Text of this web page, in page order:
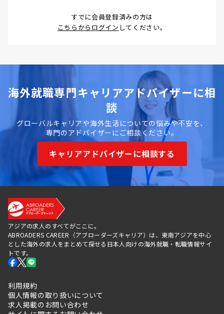
系）
日系企業の
高い
非常に
高い
低めだがIT
系で増加傾
生活コスト
現地基準）
3都市
度
3都市で
め
3都市で最も
英語環境
業務上
中程度
キャリアの
広がり
製造・
技術職
に強み
最も多
様
野・スペシ
ャリスト向
求人ボリュームと業種の幅広さで選ぶならホーチミ
ン、製造業・技術系のキャリアを軸に据えるならハノ
イ、IT・観光・地方拠点でじっくり腰を据えるならダ
すでに会員登録済みの方は
こちらからログイン してください。
海外就職専門キャリアアドバイザーに相
談
グローバルキャリアや海外生活についての悩みや不安を、
専門のアドバイザーにご相談ください。
キャリアアドバイザーに相談する
アジアの求人のすべてがここに。
ABROADERS CAREER（アブローダーズキャリア）は、東南アジアを中心
とした海外の求人をまとめて探せる日本人向けの海外就職・転職情報サイ
トです。
利用規約
個人情報の取り扱いについて
求人掲載のお問い合わせ